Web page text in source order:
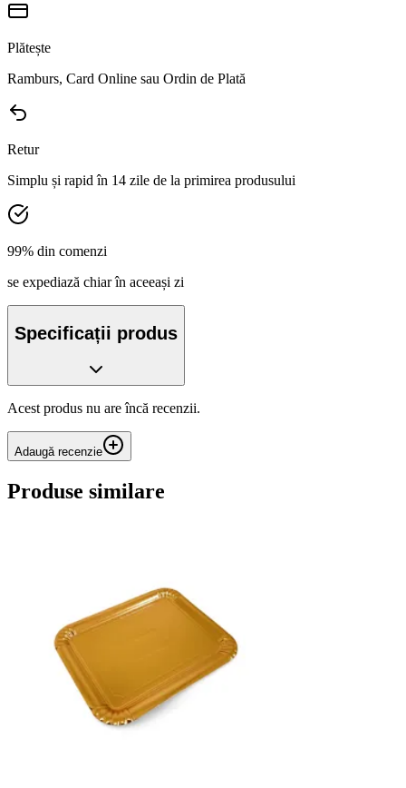
Plătește
Ramburs, Card Online sau Ordin de Plată
Retur
Simplu și rapid în 14 zile de la primirea produsului
99% din comenzi
se expediază chiar în aceeași zi
Specificații produs
Acest produs nu are încă recenzii.
Adaugă recenzie
Produse similare